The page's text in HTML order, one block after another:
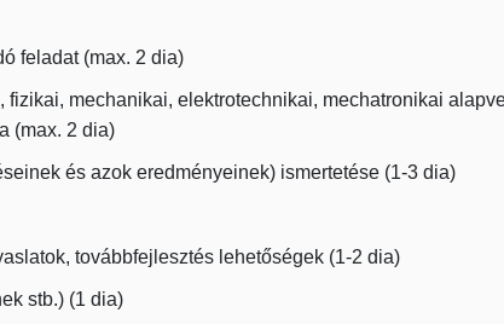
feladat (max. 2 dia)
mechanikai, elektrotechnikai, mechatronikai
(max. 2 dia)
és azok eredményeinek) ismertetése (1-3 dia)
továbbfejlesztés lehetőségek (1-2 dia)
stb.) (1 dia)